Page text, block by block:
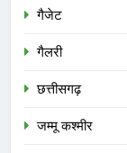
गैजेट
गैलरी
छत्तीसगढ़
जम्मू कश्मीर